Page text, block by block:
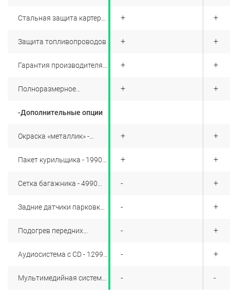
(система помощи при
Стальная защита картера
Защита топливопроводов
Гарантия производителя 3
того, что наступит
Полноразмерное
-Дополнительные опции
Окраска «металлик» -
Пакет курильщика - 1990
Сетка багажника - 4990
Задние датчики парковки -
Подогрев передних
Аудиосистема с СD - 12990
Мультимедийная система
+
+
+
+
+
+
+
+
+
+
+
+
+
+
+
+
+
-
-
-
-
-
+
+
+
+
+
+
+
+
+
+
-